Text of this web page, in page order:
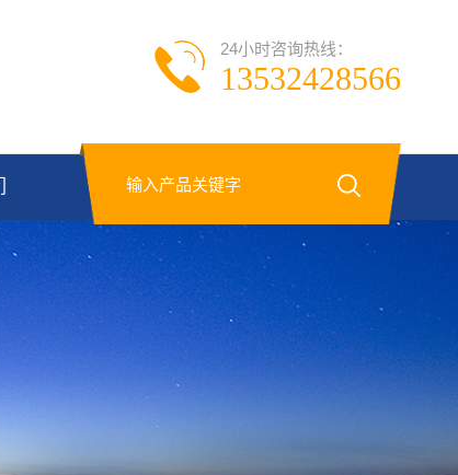
24小时咨询热线：
13532428566